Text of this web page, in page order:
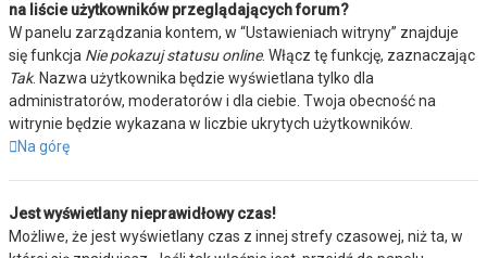
na liście użytkowników przeglądających forum?
W panelu zarządzania kontem, w “Ustawieniach witryny” znajduje
się funkcja Nie pokazuj statusu online. Włącz tę funkcję, zaznaczając
Tak. Nazwa użytkownika będzie wyświetlana tylko dla
administratorów, moderatorów i dla ciebie. Twoja obecność na
witrynie będzie wykazana w liczbie ukrytych użytkowników.
Na górę
Jest wyświetlany nieprawidłowy czas!
Możliwe, że jest wyświetlany czas z innej strefy czasowej, niż ta, w